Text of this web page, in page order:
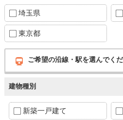
埼玉県
東京都
ご希望の沿線・駅を選んでく
建物種別
新築一戸建て